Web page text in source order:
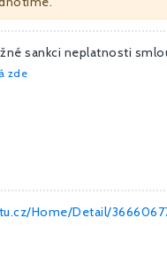
sankci neplatnosti
zde
Home/Detail/